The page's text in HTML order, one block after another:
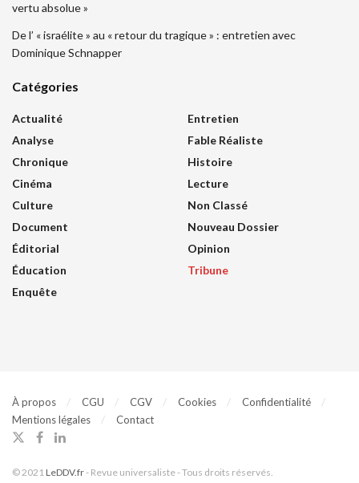
vertu absolue »
De l’ « israélite » au « retour du tragique » : entretien avec
Dominique Schnapper
Catégories
Actualité
Analyse
Chronique
Cinéma
Culture
Document
Éditorial
Éducation
Enquête
Entretien
Fable Réaliste
Histoire
Lecture
Non Classé
Nouveau Dossier
Opinion
Tribune
À propos CGU CGV Cookies
Confidentialité
Mentions légales
Contact
© 2021 LeDDV.fr- Revue universaliste - Tous droits réservés.